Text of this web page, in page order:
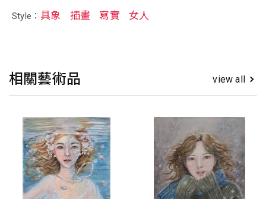
Style： 具象 插畫 寫實 女人
相關藝術品 view all